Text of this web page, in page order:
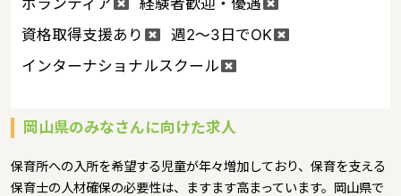
資格取得支援あり
週2～3日でOK
インターナショナルスクール
岡山県のみなさんに向けた求人
保育所への入所を希望する児童が年々増加しており、保育を支える
保育士の人材確保の必要性は、ますます高まっています。岡山県で